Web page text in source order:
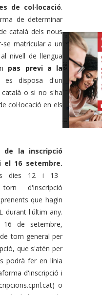
de col·locació.
de determinar
català dels nous
se matricular a un
nivell de llengua
pas previ a la
disposa d'un
o si no s'ha
col·locació en els
de la inscripció
el 16 setembre.
dies 12 i 13
d'inscripció
que hagin
durant l'últim any.
de setembre,
torn general per
que s'atén per
podrà fer en línia
d'inscripció i
o